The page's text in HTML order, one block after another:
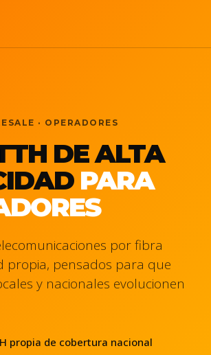
· OPERADORES
DE ALTA
PARA
por fibra
propia, pensados para que
y nacionales evolucionen
propia de cobertura nacional